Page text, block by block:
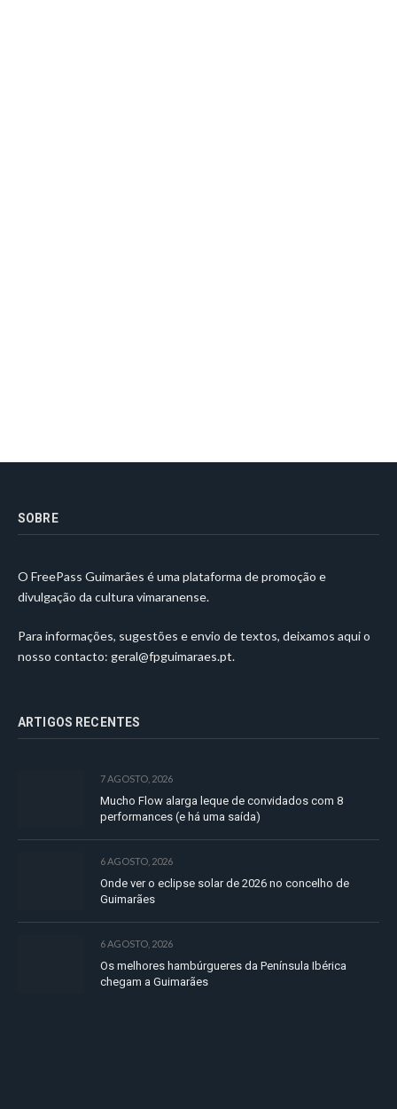
SOBRE
O FreePass Guimarães é uma plataforma de promoção e
divulgação da cultura vimaranense.
Para informações, sugestões e envio de textos, deixamos aqui o
nosso contacto: geral@fpguimaraes.pt.
ARTIGOS RECENTES
7 AGOSTO, 2026
Mucho Flow alarga leque de convidados com 8
performances (e há uma saída)
6 AGOSTO, 2026
Onde ver o eclipse solar de 2026 no concelho de
Guimarães
6 AGOSTO, 2026
Os melhores hambúrgueres da Península Ibérica
chegam a Guimarães